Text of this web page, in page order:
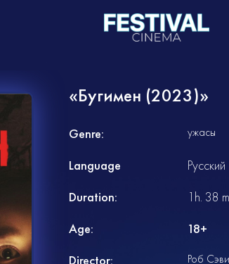
«Бугимен (2023)»
Genre: ужасы
Language
Русский
Duration:
1h. 38
Age:
18+
Director:
Роб